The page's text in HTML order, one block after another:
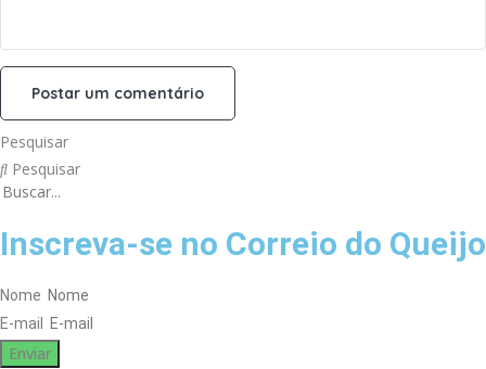
Pesquisar
Pesquisar
Inscreva-se no Correio do Queijo
Nome
E-mail
Enviar